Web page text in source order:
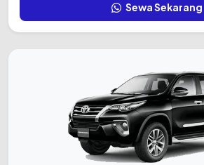
Sewa Sekarang